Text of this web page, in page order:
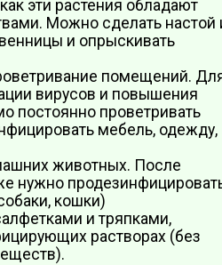
эти растения обладают
Можно сделать настой
и опрыскивать
помещений.
вирусов и повышения
постоянно проветривать
мебель, одежду,
животных. После
нужно
кошки)
и тряпками,
растворах (без